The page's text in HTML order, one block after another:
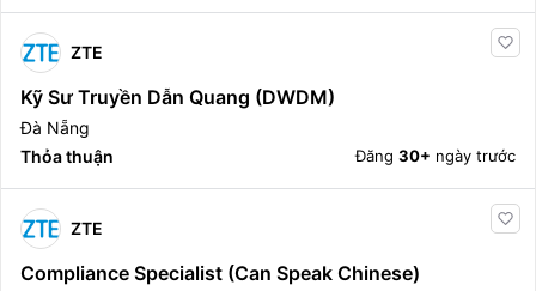
ZTE
Kỹ Sư Truyền Dẫn Quang (DWDM)
Đà Nẵng
Thỏa thuận
Đăng 30+ ngày trước
ZTE
Compliance Specialist (can Speak Chinese)